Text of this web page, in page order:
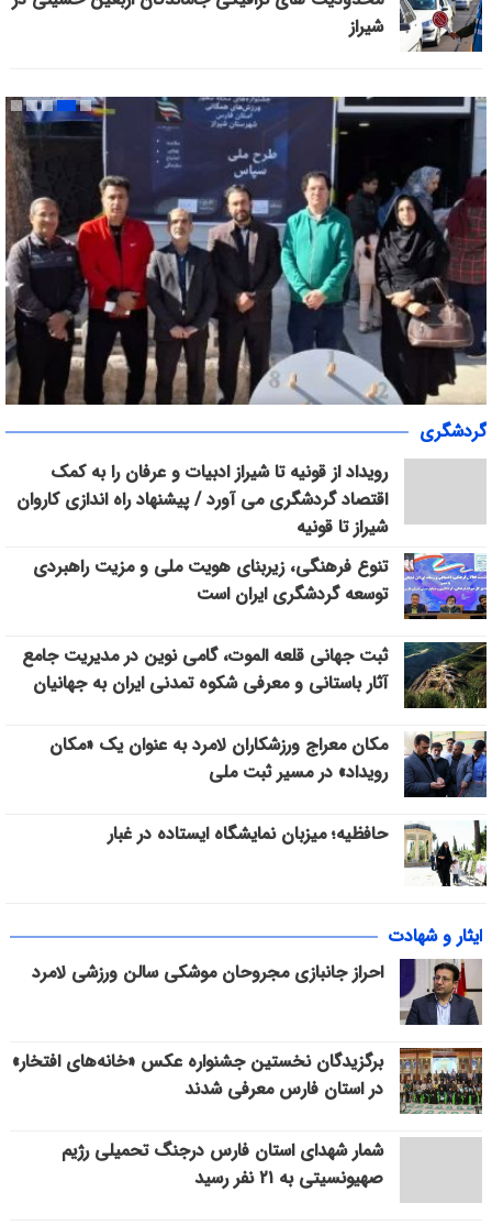
شیراز
«سپاس» در میانرود شیراز طنین‌انداز شد/ هم‌افزایی ورزش، فرهنگ و
خدمات اجتماعی با حضور ۳۰۰ شهروند
گردشگری
رویداد از قونیه تا شیراز ادبیات و عرفان را به کمک
اقتصاد گردشگری می آورد / پیشنهاد راه اندازی کاروان
شیراز تا قونیه
تنوع فرهنگی، زیربنای هویت ملی و مزیت راهبردی
توسعه گردشگری ایران است
ثبت جهانی قلعه الموت، گامی نوین در مدیریت جامع
آثار باستانی و معرفی شکوه تمدنی ایران به جهانیان
مکان معراج ورزشکاران لامرد به عنوان یک «مکان
رویداد» در مسیر ثبت ملی
حافظیه؛ میزبان نمایشگاه ایستاده در غبار
ایثار و شهادت
احراز جانبازی مجروحان موشکی سالن ورزشی لامرد
برگزیدگان نخستین جشنواره عکس «خانه‌های افتخار»
در استان فارس معرفی شدند
شمار شهدای استان فارس درجنگ تحمیلی رژیم
صهیونسیتی به ۲۱ نفر رسید